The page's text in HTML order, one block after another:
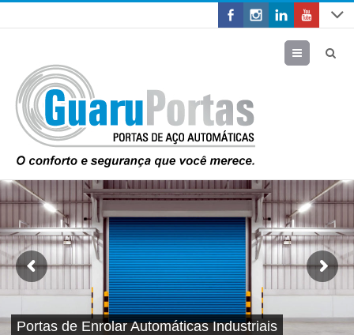
Menu
Portas de Enrolar Automáticas Industriais